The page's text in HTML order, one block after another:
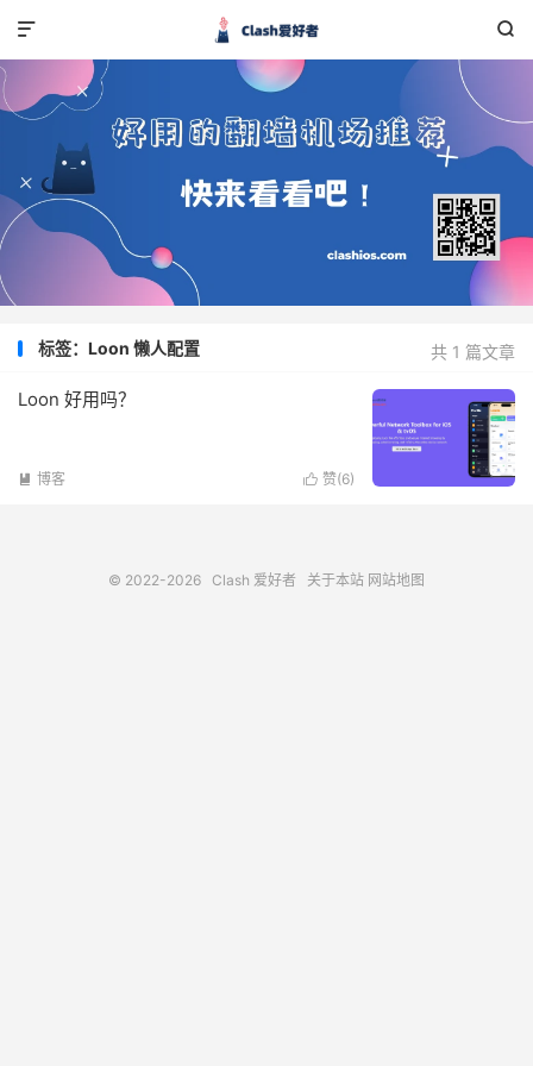


共 1 篇文章
标签：Loon 懒人配置
Loon 好用吗？
 赞(6)
 博客
© 2022-2026 Clash 爱好者 关于本站 网站地图